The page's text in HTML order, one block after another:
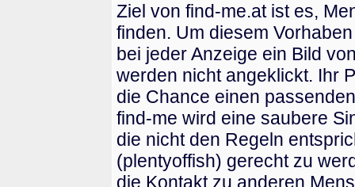
Ziel von find-me.at ist es,
finden. Um diesem
bei jeder Anzeige ein Bild
werden nicht angeklickt. Ihr
die Chance einen
find-me wird eine saubere
die nicht den Regeln
(plentyoffish) gerecht zu
die Kontakt zu anderen